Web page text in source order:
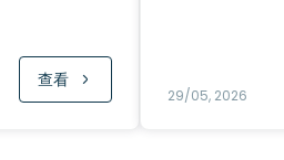
查看
29/05, 2026